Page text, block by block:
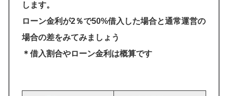
します。
ローン金利が2％で50%借入した場合と通常運営の
場合の差をみてみましょう
＊借入割合やローン金利は概算です